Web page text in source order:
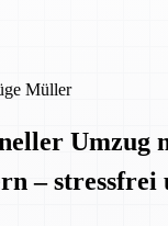
Müller
Umzug
– stressfrei